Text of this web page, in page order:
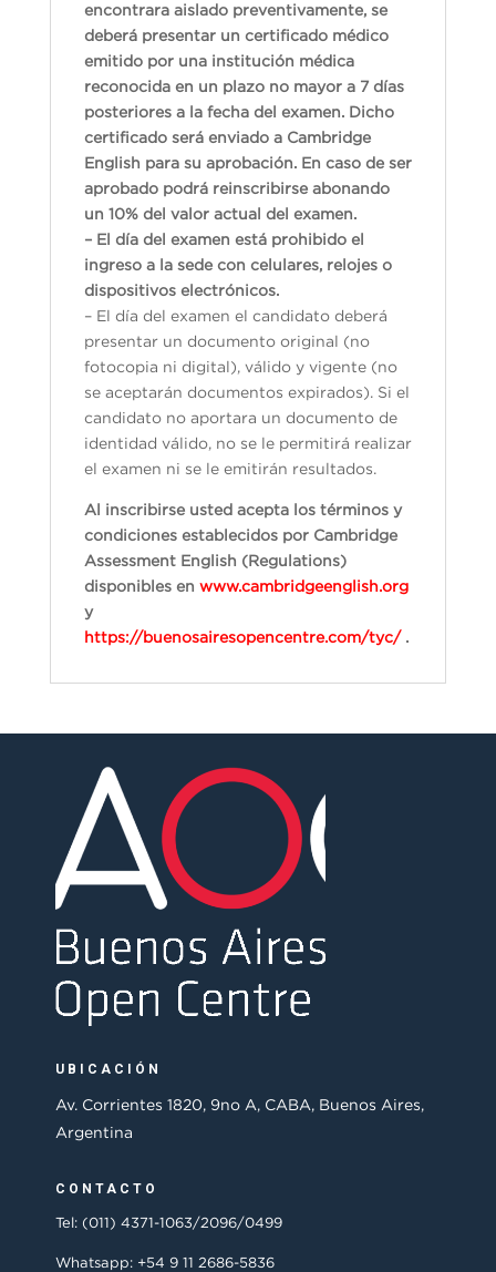
encontrara aislado preventivamente, se
deberá presentar un certificado médico
emitido por una institución médica
reconocida en un plazo no mayor a 7 días
posteriores a la fecha del examen. Dicho
certificado será enviado a Cambridge
English para su aprobación. En caso de ser
aprobado podrá reinscribirse abonando
un 10% del valor actual del examen.
– El día del examen está prohibido el
ingreso a la sede con celulares, relojes o
dispositivos electrónicos.
– El día del examen el candidato deberá
presentar un documento original (no
fotocopia ni digital), válido y vigente (no
se aceptarán documentos expirados). Si el
candidato no aportara un documento de
identidad válido, no se le permitirá realizar
el examen ni se le emitirán resultados.
Al inscribirse usted acepta los términos y
condiciones establecidos por Cambridge
Assessment English (Regulations)
disponibles en www.cambridgeenglish.org
y
https://buenosairesopencentre.com/tyc/.
UBICACIÓN
Av. Corrientes 1820, 9no A, CABA, Buenos Aires,
Argentina
CONTACTO
Tel: (011) 4371-1063/2096/0499
Whatsapp: +54 9 11 2686-5836